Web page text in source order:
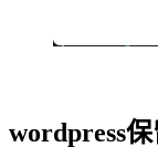
wordpress